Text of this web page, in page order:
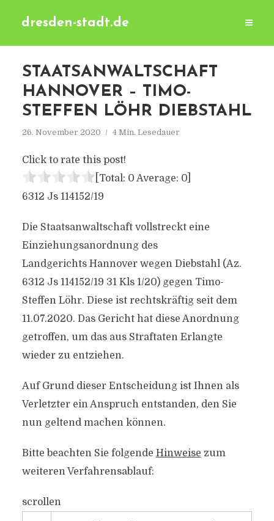
dresden-stadt.de
STAATSANWALTSCHAFT
HANNOVER – TIMO-
STEFFEN LÖHR DIEBSTAHL
26. November 2020 4 Min. Lesedauer
Click to rate this post!
[Total: 0 Average: 0]
6312 Js 114152/19
Die Staatsanwaltschaft vollstreckt eine
Einziehungsanordnung des
Landgerichts Hannover wegen Diebstahl (Az.
6312 Js 114152/19 31 Kls 1/20) gegen Timo-
Steffen Löhr. Diese ist rechtskräftig seit dem
11.07.2020. Das Gericht hat diese Anordnung
getroffen, um das aus Straftaten Erlangte
wieder zu entziehen.
Auf Grund dieser Entscheidung ist Ihnen als
Verletzter ein Anspruch entstanden, den Sie
nun geltend machen können.
Bitte beachten Sie folgende Hinweise zum
weiteren Verfahrensablauf:
scrollen